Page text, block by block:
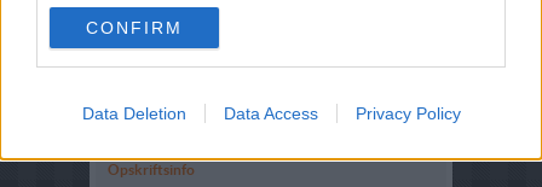
CONFIRM
Data Deletion Data Access Privacy Policy
Opskriftsinfo